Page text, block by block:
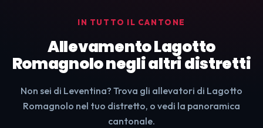
IN TUTTO IL CANTONE
Allevamento Lagotto
Romagnolo negli altri distretti
Non sei di Leventina? Trova gli allevatori di Lagotto
Romagnolo nel tuo distretto, o vedi la panoramica
cantonale.